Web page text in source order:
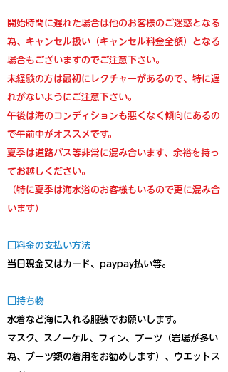
開始時間に遅れた場合は他のお客様のご迷惑となる
為、キャンセル扱い（キャンセル料金全額）となる
場合もございますのでご注意下さい。
未経験の方は最初にレクチャーがあるので、特に遅
れがないようにご注意下さい。
午後は海のコンディションも悪くなく傾向にあるの
で午前中がオススメです。
夏季は道路バス等非常に混み合います、余裕を持っ
てお越しください。
（特に夏季は海水浴のお客様もいるので​更に混み合
います）
□料金の支払い方法
当日現金又はカード、paypay払い等。
□持ち物
水着など海に入れる服装でお願いします。
マスク、スノーケル、フィン、ブーツ（岩場が多い
為、ブーツ類の着用をお勧めします）、ウエットス